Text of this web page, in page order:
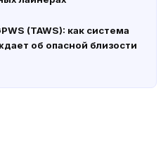
(TAWS): как система
об опасной близости